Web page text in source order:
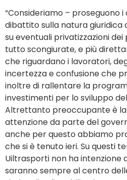
“Consideriamo – proseguono
dibattito sulla natura giuridica
su eventuali privatizzazioni
tutto scongiurate, e più
che riguardano i lavoratori,
incertezza e confusione che
inoltre di rallentare la
investimenti per lo sviluppo
Altrettanto preoccupante è
attenzione da parte del
anche per questo abbiamo
che si è tenuto ieri. Su questi
Uiltrasporti non ha intenzione
saranno sempre al centro